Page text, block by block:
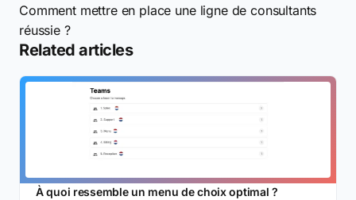
Comment mettre en place une ligne de consultants
réussie ?
Related articles
À quoi ressemble un menu de choix optimal ?